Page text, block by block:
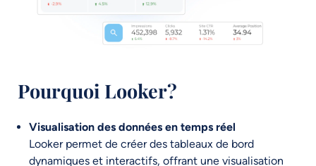
Pourquoi Looker?
Visualisation des données en temps réel
Looker permet de créer des tableaux de bord
dynamiques et interactifs, offrant une visualisation